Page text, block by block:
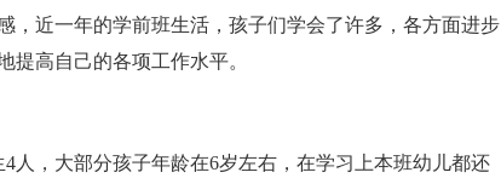
，近一年的学前班生活，孩子们学会了许多，各方面进步
提高自己的各项工作水平。
，大部分孩子年龄在6岁左右，在学习上本班幼儿都还